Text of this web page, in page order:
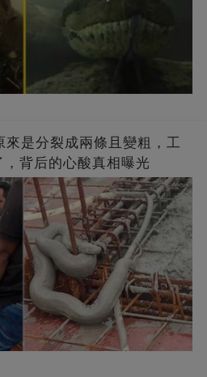
來是分裂成兩條且變粗，工
背后的心酸真相曝光